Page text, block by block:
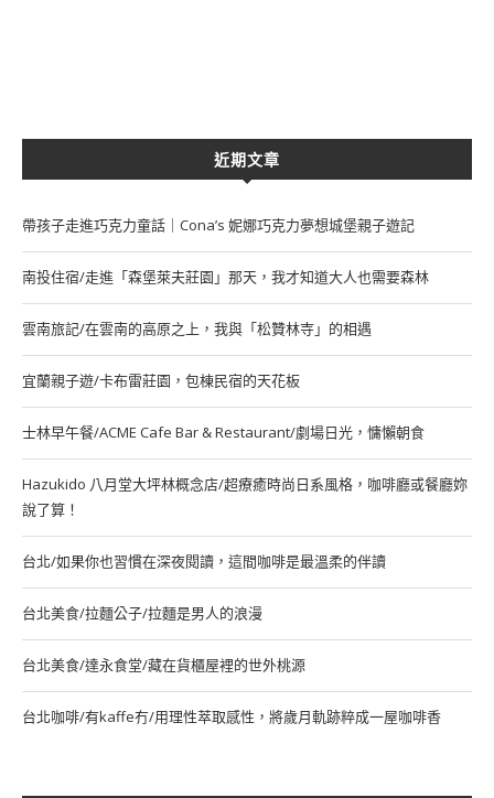
近期文章
帶孩子走進巧克力童話｜Cona’s 妮娜巧克力夢想城堡親子遊記
南投住宿/走進「森堡萊夫莊園」那天，我才知道大人也需要森林
雲南旅記/在雲南的高原之上，我與「松贊林寺」的相遇
宜蘭親子遊/卡布雷莊園，包棟民宿的天花板
士林早午餐/ACME Cafe Bar & Restaurant/劇場日光，慵懶朝食
Hazukido 八月堂大坪林概念店/超療癒時尚日系風格，咖啡廳或餐廳妳
說了算！
台北/如果你也習慣在深夜閱讀，這間咖啡是最溫柔的伴讀
台北美食/拉麵公子/拉麵是男人的浪漫
台北美食/達永食堂/藏在貨櫃屋裡的世外桃源
台北咖啡/有kaffe冇/用理性萃取感性，將歲月軌跡粹成一屋咖啡香